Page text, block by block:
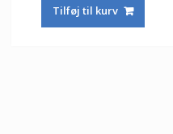
var:
Tilføj til kurv